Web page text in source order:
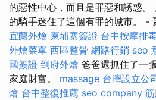
的惡性中心，而且是罪惡和誘惑
的騎手迷住了這個有罪的城市。 -
宜蘭外燴 柬埔寨簽證 台中按摩排
外燴菜單 西區整骨 網路行銷 seo
國簽證 到府外燴 爸爸還抓住了一
家庭財富。 massage 台灣設立公
燴 台中整復推薦 seo company